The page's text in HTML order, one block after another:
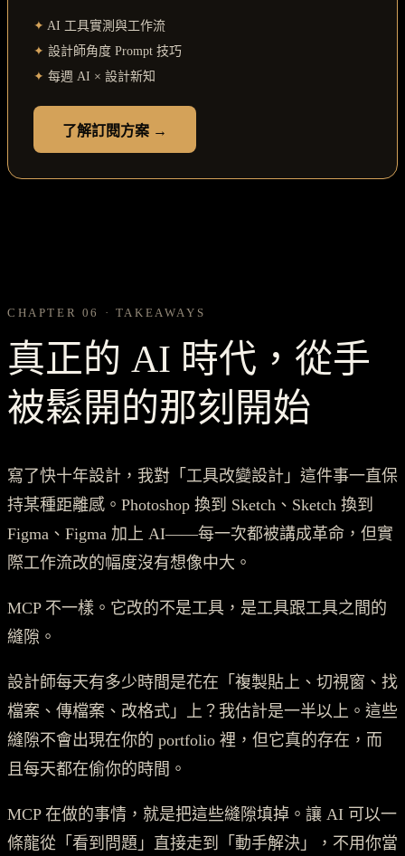
✦ AI 工具實測與工作流
✦ 設計師角度 Prompt 技巧
✦ 每週 AI × 設計新知
了解訂閱方案 →
CHAPTER 06 · TAKEAWAYS
真正的 AI 時代，從手
被鬆開的那刻開始
寫了快十年設計，我對「工具改變設計」這件事一直保
持某種距離感。Photoshop 換到 Sketch、Sketch 換到
Figma、Figma 加上 AI——每一次都被講成革命，但實
際工作流改的幅度沒有想像中大。
MCP 不一樣。它改的不是工具，是工具跟工具之間的
縫隙。
設計師每天有多少時間是花在「複製貼上、切視窗、找
檔案、傳檔案、改格式」上？我估計是一半以上。這些
縫隙不會出現在你的 portfolio 裡，但它真的存在，而
且每天都在偷你的時間。
MCP 在做的事情，就是把這些縫隙填掉。讓 AI 可以一
條龍從「看到問題」直接走到「動手解決」，不用你當